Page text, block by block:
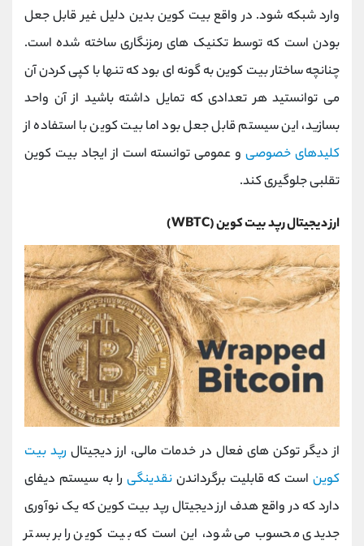
وارد شبکه شود. در واقع بیت کوین بدین دلیل غیر قابل جعل
بودن است که توسط تکنیک های رمزنگاری ساخته شده است.
چنانچه ساختار بیت کوین به گونه ای بود که تنها با کپی کردن آن
می توانستید هر تعدادی که تمایل داشته باشید از آن واحد
بسازید، این سیستم قابل جعل بود اما بیت کوین با استفاده از
کلیدهای خصوصیو عمومی توانسته است از ایجاد بیت کوین
تقلبی جلوگیری کند.
ارز دیجیتال رپد بیت کوین (WBTC)
از دیگر توکن های فعال در خدمات مالی، ارز دیجیتال رپد بیت
کویناست که قابلیت برگرداندن نقدینگیرا به سیستم دیفای
دارد که در واقع هدف ارز دیجیتال رپد بیت کوین که یک نوآوری
جدیدی محسوب می شود، این است که بیت کوین را بر بستر